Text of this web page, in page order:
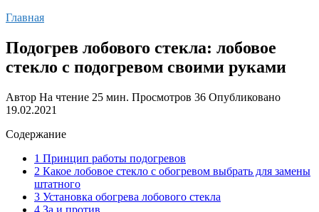
Главная
Подогрев лобового стекла: лобовое
стекло с подогревом своими руками
Автор На чтение 25 мин. Просмотров 36 Опубликовано
19.02.2021
Содержание
1 Принцип работы подогревов
2 Какое лобовое стекло с обогревом выбрать для замены
штатного
3 Установка обогрева лобового стекла
4 За и против